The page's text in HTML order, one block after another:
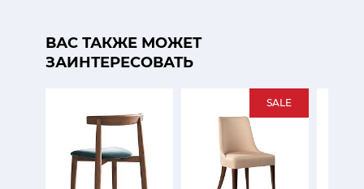
ВАС ТАКЖЕ МОЖЕТ
ЗАИНТЕРЕСОВАТЬ
SALE